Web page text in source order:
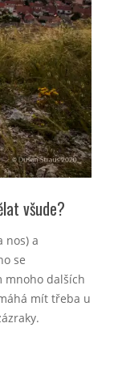
všude?
nos) a
se
mnoho dalších
mít třeba u